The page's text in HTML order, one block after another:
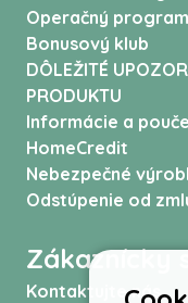
Operačný program
Bonusový klub
DÔLEŽITÉ
PRODUKTU
Informácie a
HomeCredit
Nebezpečné
Odstúpenie od
Zákaznícky
Kontaktujte nás